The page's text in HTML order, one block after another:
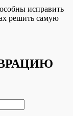
исправить
решить самую